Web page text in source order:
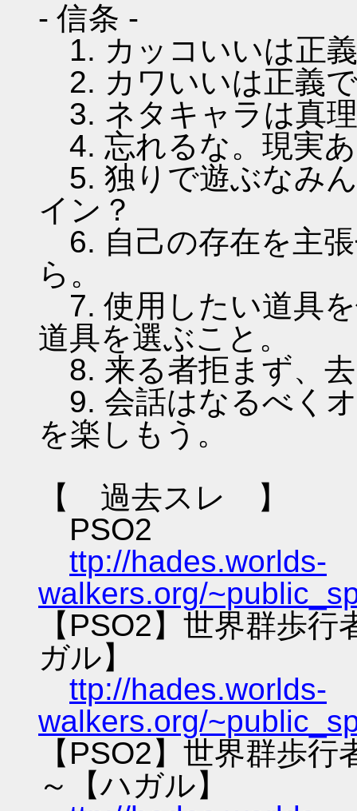
- 信条 -
1. カッコいいは正
2. カワいいは正義
3. ネタキャラは真
4. 忘れるな。現実
5. 独りで遊ぶなみ
イン？
6. 自己の存在を主
ら。
7. 使用したい道具
道具を選ぶこと。
8. 来る者拒まず、
9. 会話はなるべく
を楽しもう。
【 過去スレ 】
PSO2
ttp://hades.worlds-
walkers.org/
【PSO2】世界群歩
ガル】
ttp://hades.worlds-
walkers.org/
【PSO2】世界群歩
～【ハガル】